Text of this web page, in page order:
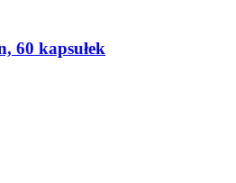
60 kapsułek